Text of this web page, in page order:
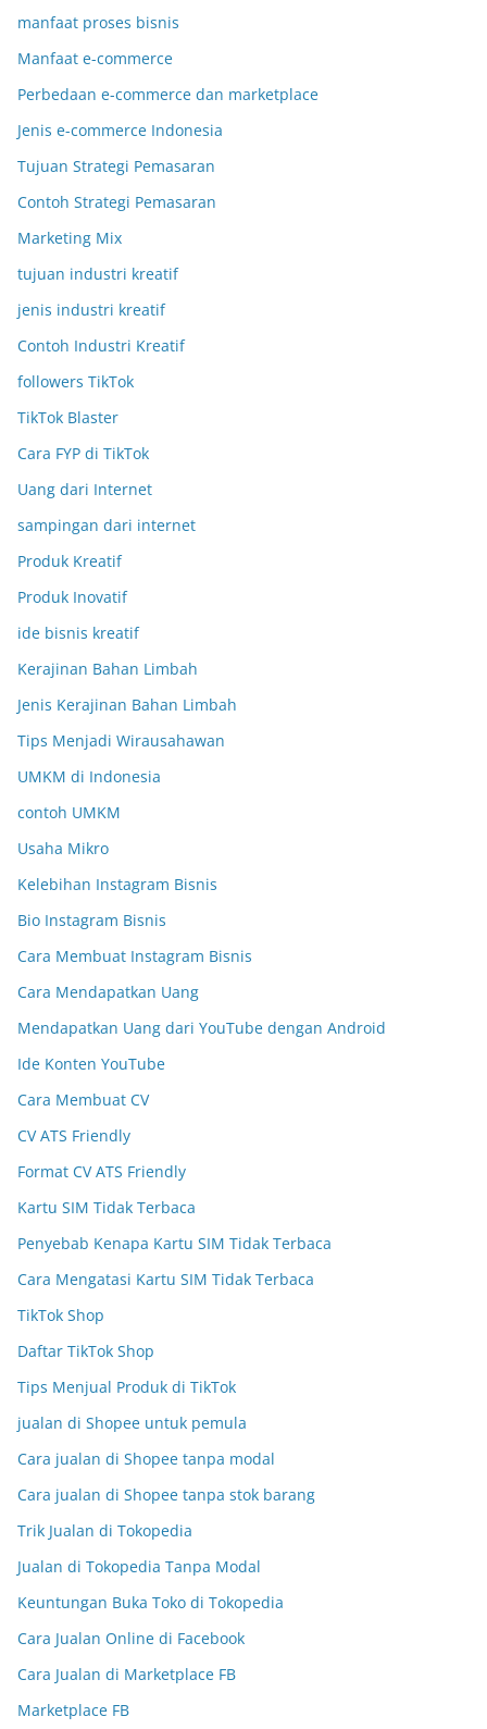
manfaat proses bisnis
Manfaat e-commerce
Perbedaan e-commerce dan marketplace
Jenis e-commerce Indonesia
Tujuan Strategi Pemasaran
Contoh Strategi Pemasaran
Marketing Mix
tujuan industri kreatif
jenis industri kreatif
Contoh Industri Kreatif
followers TikTok
TikTok Blaster
Cara FYP di TikTok
Uang dari Internet
sampingan dari internet
Produk Kreatif
Produk Inovatif
ide bisnis kreatif
Kerajinan Bahan Limbah
Jenis Kerajinan Bahan Limbah
Tips Menjadi Wirausahawan
UMKM di Indonesia
contoh UMKM
Usaha Mikro
Kelebihan Instagram Bisnis
Bio Instagram Bisnis
Cara Membuat Instagram Bisnis
Cara Mendapatkan Uang
Mendapatkan Uang dari YouTube dengan Android
Ide Konten YouTube
Cara Membuat CV
CV ATS Friendly
Format CV ATS Friendly
Kartu SIM Tidak Terbaca
Penyebab Kenapa Kartu SIM Tidak Terbaca
Cara Mengatasi Kartu SIM Tidak Terbaca
TikTok Shop
Daftar TikTok Shop
Tips Menjual Produk di TikTok
jualan di Shopee untuk pemula
Cara jualan di Shopee tanpa modal
Cara jualan di Shopee tanpa stok barang
Trik Jualan di Tokopedia
Jualan di Tokopedia Tanpa Modal
Keuntungan Buka Toko di Tokopedia
Cara Jualan Online di Facebook
Cara Jualan di Marketplace FB
Marketplace FB